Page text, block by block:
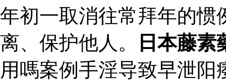
年初一取消往常拜年的惯
离、保护他人。
日本藤素
用嗎案例手淫导致早泄